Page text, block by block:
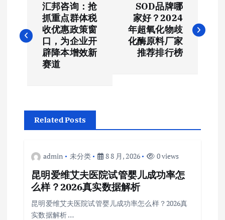
章
导
汇邦咨询：抢
抓重点群体税
收优惠政策窗
口，为企业开
辟降本增效新
赛道
SOD品牌哪
家好？2024
年超氧化物歧
化酶原料厂家
推荐排行榜
Related Posts
admin 未分类 8 8 月, 2026 0 views
昆明爱维艾夫医院试管婴儿成功率怎
么样？2026真实数据解析
昆明爱维艾夫医院试管婴儿成功率怎么样？2026真
实数据解析 …